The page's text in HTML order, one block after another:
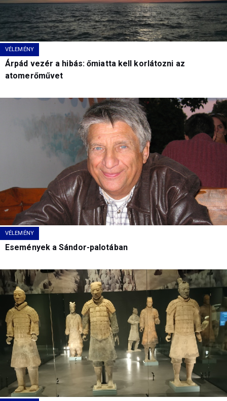
VÉLEMÉNY
Árpád vezér a hibás: őmiatta kell korlátozni az
atomerőművet
VÉLEMÉNY
Események a Sándor-palotában